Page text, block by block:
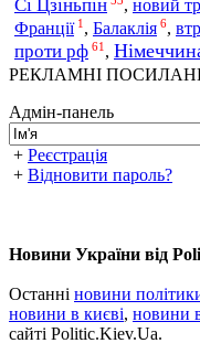
Сі Цзіньпін , новий
Франції 1 , Балаклія 6,
проти рф 61 ,
РЕКЛАМНІ
Адмін-панель
+ Реєстрація
+ Відновити пароль?
Новини України від
Останні новини
новини в києві, новини
сайті Politic.Kiev.Ua.